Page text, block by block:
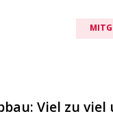
Viel zu